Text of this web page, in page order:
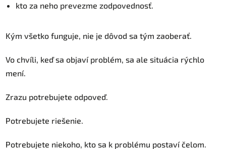
kto za neho prevezme zodpovednosť.
Kým všetko funguje, nie je dôvod sa tým zaoberať.
Vo chvíli, keď sa objaví problém, sa ale situácia rýchlo
mení.
Zrazu potrebujete odpoveď.
Potrebujete riešenie.
Potrebujete niekoho, kto sa k problému postaví čelom.